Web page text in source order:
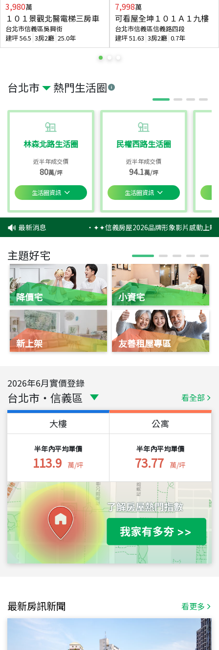
台北市 熱門生活圈
林森北路生活圈
近半年成交價
80萬/坪
生活圈資訊
民權西路生活圈
近半年成交價
94.1萬/坪
生活圈資訊
3,980萬
１０１景觀北醫電梯三房車
台北市信義區吳興街
建坪56.5 3房2廳 25.0年
7,998萬
可看屋全坤１０１Ａ１九樓
台北市信義區信義路四段
建坪51.63 3房2廳 0.7年
最新消息 ‧✦✦信義房屋2026品牌形象影片感動上映
主題好宅
降價宅
新上架
小資宅
友善租屋專區
2026年6月實價登錄
台北市 ・ 信義區 看全部
大樓
半年內平均單價
113.9 萬/坪
公寓
半年內平均單價
73.77 萬/坪
最新房訊新聞 看更多